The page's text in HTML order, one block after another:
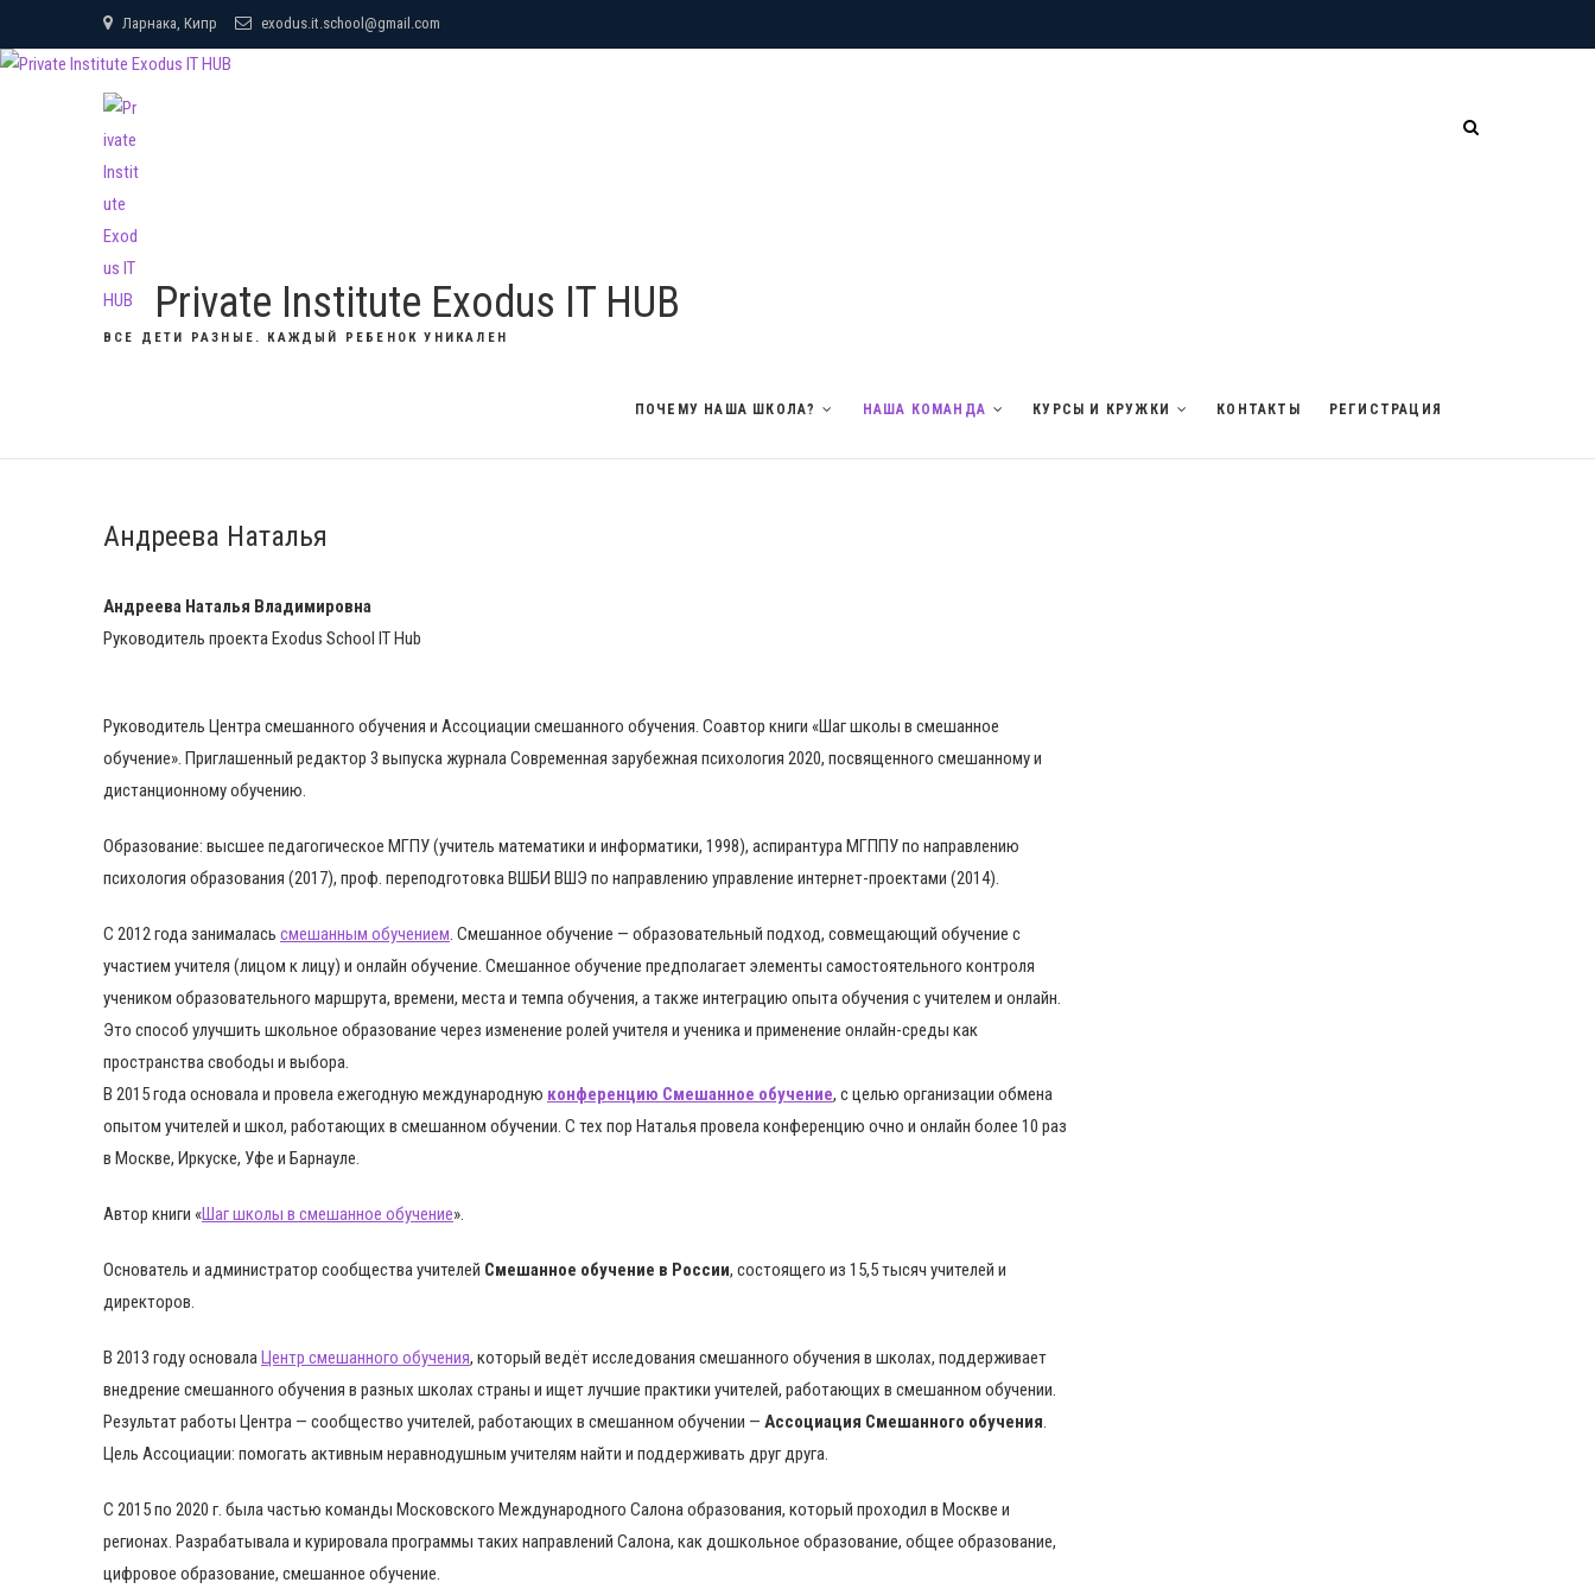
to
Ларнака, Кипр exodus.it.school@gmail.com
Private Institute Exodus IT HUB
ВСЕ ДЕТИ РАЗНЫЕ. КАЖДЫЙ РЕБЕНОК УНИКАЛЕН
ПОЧЕМУ НАША ШКОЛА? НАША КОМАНДА КУРСЫ И КРУЖКИ КОНТАКТЫ РЕГИСТРАЦИЯ
Андреева Наталья
Андреева Наталья Владимировна
Руководитель проекта Exodus School IT Hub
Руководитель Центра смешанного обучения и Ассоциации смешанного обучения. Соавтор книги «Шаг школы в смешанное
обучение». Приглашенный редактор 3 выпуска журнала Современная зарубежная психология 2020, посвященного смешанному и
дистанционному обучению.
Образование: высшее педагогическое МГПУ (учитель математики и информатики, 1998), аспирантура МГППУ по направлению
психология образования (2017), проф. переподготовка ВШБИ ВШЭ по направлению управление интернет-проектами (2014).
С 2012 года занималась смешанным обучением. Смешанное обучение — образовательный подход, совмещающий обучение с
участием учителя (лицом к лицу) и онлайн обучение. Смешанное обучение предполагает элементы самостоятельного контроля
учеником образовательного маршрута, времени, места и темпа обучения, а также интеграцию опыта обучения с учителем и онлайн.
Это способ улучшить школьное образование через изменение ролей учителя и ученика и применение онлайн-среды как
пространства свободы и выбора.
В 2015 года основала и провела ежегодную международную конференцию Смешанное обучение, с целью организации обмена
опытом учителей и школ, работающих в смешанном обучении. С тех пор Наталья провела конференцию очно и онлайн более 10 раз
в Москве, Иркуске, Уфе и Барнауле.
Автор книги «Шаг школы в смешанное обучение».
Основатель и администратор сообщества учителей Смешанное обучение в России, состоящего из 15,5 тысяч учителей и
директоров.
В 2013 году основалаЦентр смешанного обучения, который ведёт исследования смешанного обучения в школах, поддерживает
внедрение смешанного обучения в разных школах страны и ищет лучшие практики учителей, работающих в смешанном обучении.
Результат работы Центра — сообщество учителей, работающих в смешанном обучении — Ассоциация Смешанного обучения.
Цель Ассоциации: помогать активным неравнодушным учителям найти и поддерживать друг друга.
С 2015 по 2020 г. была частью команды Московского Международного Салона образования, который проходил в Москве и
регионах. Разрабатывала и курировала программы таких направлений Салона, как дошкольное образование, общее образование,
цифровое образование, смешанное обучение.